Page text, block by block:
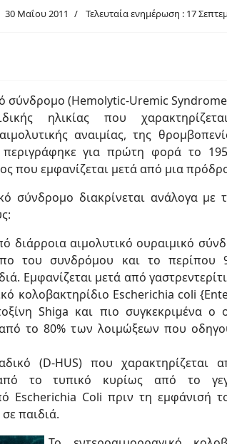
30 Μαΐου 2011 Τελευταία ενημέρωση : 17
σύνδρομο (Hemolytic-Uremic Syndrome
ηλικίας που
αναιμίας, της
περιγράφηκε για πρώτη φορά το
που εμφανίζεται μετά από μια
σύνδρομο διακρίνεται ανάλογα με
διάρροια αιμολυτικό ουραιμικό
του συνδρόμου και το περίπου
Εμφανίζεται μετά από
κολοβακτηρίδιο Escherichia coli
Shiga και πιο συγκεκριμένα ο
το 80% των λοιμώξεων που
(D-HUS) που χαρακτηρίζεται
από το τυπικό κυρίως από το
Escherichia Coli πριν τη εμφάνισή
παιδιά.